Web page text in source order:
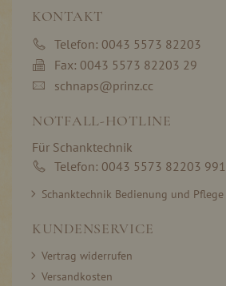
KONTAKT
Telefon: 0043 5573 82203
Fax: 0043 5573 82203 29
schnaps@prinz.cc
NOTFALL-HOTLINE
Für Schanktechnik
Telefon: 0043 5573 82203 991
Schanktechnik Bedienung und Pflege
KUNDENSERVICE
Vertrag widerrufen
Versandkosten